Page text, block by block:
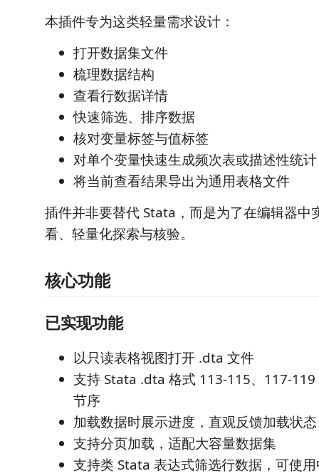
本插件专为这类轻量需求设计：
打开数据集文件
梳理数据结构
查看行数据详情
快速筛选、排序数据
核对变量标签与值标签
对单个变量快速生成频次表或描述性统计
将当前查看结果导出为通用表格文件
插件并非要替代 Stata，而是为了在编辑器中
看、轻量化探索与核验。
核心功能
已实现功能
以只读表格视图打开 .dta 文件
支持 Stata .dta 格式 113-115、117-119
节序
加载数据时展示进度，直观反馈加载状态
支持分页加载，适配大容量数据集
支持类 Stata 表达式筛选行数据，可使